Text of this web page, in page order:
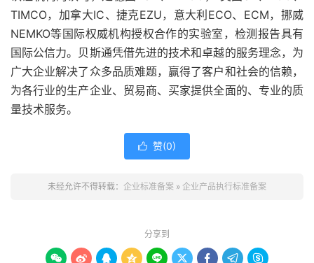
TIMCO，加拿大IC、捷克EZU，意大利ECO、ECM，挪威
NEMKO等国际权威机构授权合作的实验室，检测报告具有
国际公信力。贝斯通凭借先进的技术和卓越的服务理念，为
广大企业解决了众多品质难题，赢得了客户和社会的信赖，
为各行业的生产企业、贸易商、买家提供全面的、专业的质
量技术服务。
 赞(0)
未经允许不得转载： 企业标准备案 » 企业产品执行标准备案
分享到
        